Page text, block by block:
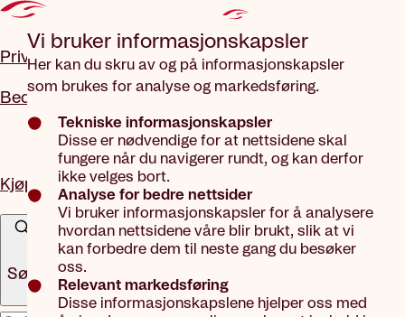
Vi bruker informasjons­kapsler
Her kan du skru av og på informasjonskapsler
som brukes for analyse og markedsføring.
Tekniske informasjonskapsler
Disse er nødvendige for at nettsidene skal
fungere når du navigerer rundt, og kan derfor
ikke velges bort.
Analyse for bedre nettsider
Vi bruker informasjonskapsler for å analysere
hvordan nettsidene våre blir brukt, slik at vi
kan forbedre dem til neste gang du besøker
oss.
Relevant markedsføring
Disse informasjonskapslene hjelper oss med
Privat
Bedrift
Kjøp forsikring
Søk